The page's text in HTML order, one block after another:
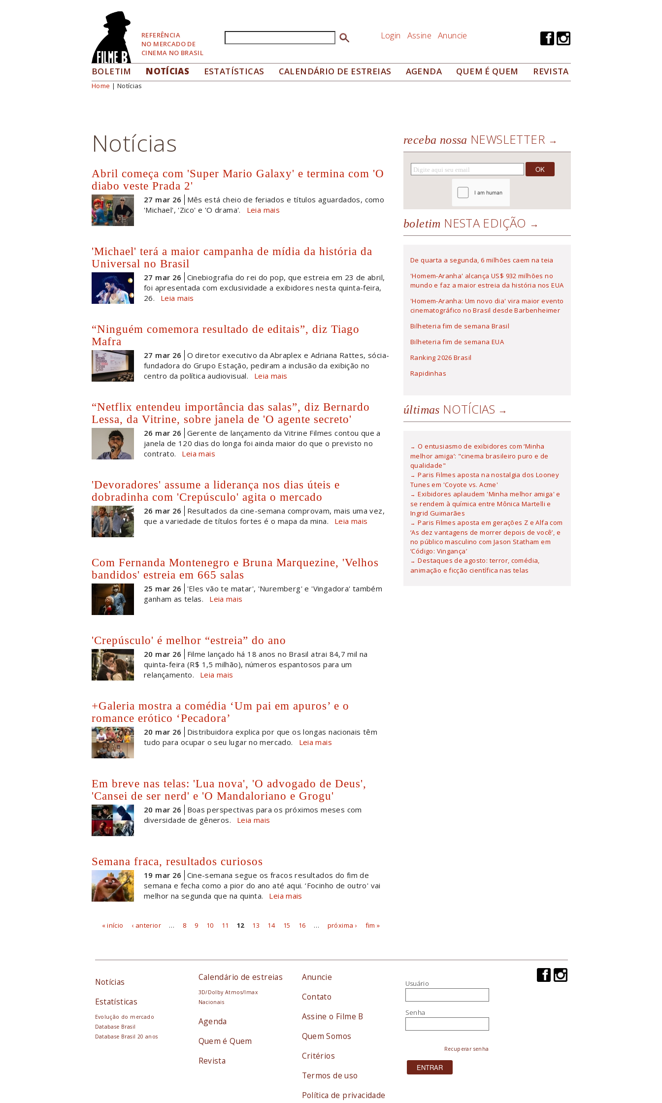
REFERÊNCIA
NO MERCADO DE
CINEMA NO BRASIL
Formulário de busca Login Assine Anuncie
BOLETIM NOTÍCIAS ESTATÍSTICAS CALENDÁRIO DE ESTREIAS AGENDA QUEM É QUEM REVISTA
Você está aqui
Home | Notícias
Notícias
Abril começa com 'Super Mario Galaxy' e termina com 'O
diabo veste Prada 2'
27 mar 26
Mês está cheio de feriados e títulos aguardados, como
'Michael', 'Zico' e 'O drama'.
Leia mais
'Michael' terá a maior campanha de mídia da história da
Universal no Brasil
27 mar 26
Cinebiografia do rei do pop, que estreia em 23 de abril,
foi apresentada com exclusividade a exibidores nesta quinta-feira,
26.
Leia mais
“Ninguém comemora resultado de editais”, diz Tiago
Mafra
27 mar 26
O diretor executivo da Abraplex e Adriana Rattes, sócia-
fundadora do Grupo Estação, pediram a inclusão da exibição no
centro da política audiovisual.
Leia mais
“Netflix entendeu importância das salas”, diz Bernardo
Lessa, da Vitrine, sobre janela de 'O agente secreto'
26 mar 26
Gerente de lançamento da Vitrine Filmes contou que a
janela de 120 dias do longa foi ainda maior do que o previsto no
contrato.
Leia mais
'Devoradores' assume a liderança nos dias úteis e
dobradinha com 'Crepúsculo' agita o mercado
26 mar 26
Resultados da cine-semana comprovam, mais uma vez,
que a variedade de títulos fortes é o mapa da mina.
Leia mais
Com Fernanda Montenegro e Bruna Marquezine, 'Velhos
bandidos' estreia em 665 salas
25 mar 26
'Eles vão te matar', 'Nuremberg' e 'Vingadora' também
ganham as telas.
Leia mais
'Crepúsculo' é melhor “estreia” do ano
20 mar 26
Filme lançado há 18 anos no Brasil atrai 84,7 mil na
quinta-feira (R$ 1,5 milhão), números espantosos para um
relançamento.
Leia mais
+Galeria mostra a comédia ‘Um pai em apuros’ e o
romance erótico ‘Pecadora’
20 mar 26
Distribuidora explica por que os longas nacionais têm
tudo para ocupar o seu lugar no mercado.
Leia mais
Em breve nas telas: 'Lua nova', 'O advogado de Deus',
'Cansei de ser nerd' e 'O Mandaloriano e Grogu'
20 mar 26
Boas perspectivas para os próximos meses com
diversidade de gêneros.
Leia mais
Semana fraca, resultados curiosos
19 mar 26
Cine-semana segue os fracos resultados do fim de
semana e fecha como a pior do ano até aqui. ‘Focinho de outro' vai
melhor na segunda que na quinta.
Leia mais
Páginas
« início ‹ anterior … 8 9 10 11 12 13 14 15 16 … próxima › fim »
receba nossa NEWSLETTER
boletim NESTA EDIÇÃO
De quarta a segunda, 6 milhões caem na teia
'Homem-Aranha' alcança US$ 932 milhões no
mundo e faz a maior estreia da história nos EUA
'Homem-Aranha: Um novo dia' vira maior evento
cinematográfico no Brasil desde Barbenheimer
Bilheteria fim de semana Brasil
Bilheteria fim de semana EUA
Ranking 2026 Brasil
Rapidinhas
últimas NOTÍCIAS
O entusiasmo de exibidores com ‘Minha
melhor amiga’: "cinema brasileiro puro e de
qualidade"
Paris Filmes aposta na nostalgia dos Looney
Tunes em 'Coyote vs. Acme'
Exibidores aplaudem 'Minha melhor amiga' e
se rendem à química entre Mônica Martelli e
Ingrid Guimarães
Paris Filmes aposta em gerações Z e Alfa com
‘As dez vantagens de morrer depois de você’, e
no público masculino com Jason Statham em
‘Código: Vingança’
Destaques de agosto: terror, comédia,
animação e ficção científica nas telas
Notícias
Estatísticas
Evolução do mercado
Database Brasil
Database Brasil 20 anos
Calendário de estreias
3D/Dolby Atmos/Imax
Nacionais
Agenda
Quem é Quem
Revista
Anuncie
Contato
Assine o Filme B
Quem Somos
Critérios
Termos de uso
Política de privacidade
Usuário
Senha
Recuperar senha